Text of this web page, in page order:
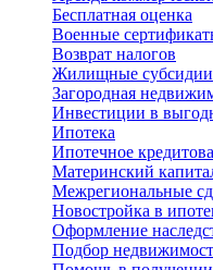
Бесплатная оценка
Военные
Возврат налогов
Жилищные субсидии
Загородная
Инвестиции в
Ипотека
Ипотечное
Материнский
Межрегиональные
Новостройка в
Оформление
Подбор